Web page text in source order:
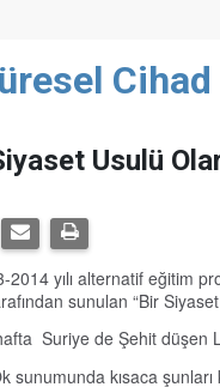
Usulü
2014 yılı alternatif eğitim
sunulan “Bir
Suriye de Şehit düşen
sunumunda kısaca şunları